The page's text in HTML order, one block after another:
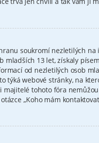
soukromí nezletilých
mladších 13 let, získaly
od nezletilých osob
týká webové stránky, na
majitelé tohoto fóra
„Koho mám